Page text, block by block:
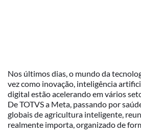
Nos últimos dias, o mundo da
vez como inovação, inteligência
digital estão acelerando em vários
De TOTVS a Meta, passando por
globais de agricultura inteligente,
realmente importa, organizado de